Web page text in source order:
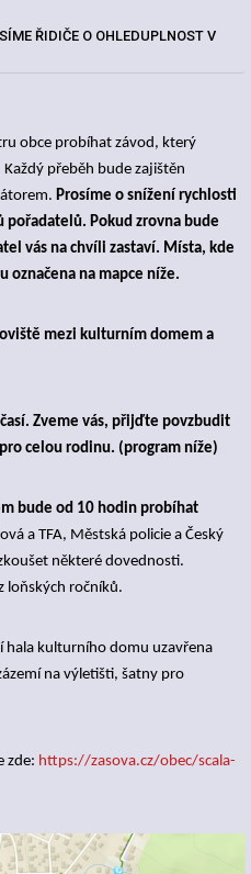
ŘIDIČE O OHLEDUPLNOST V
obce probíhat závod, který
přeběh bude zajištěn
Prosíme o snížení rychlosti
Pokud zrovna bude
vás na chvíli zastaví. Místa, kde
označena na mapce níže.
mezi kulturním domem a
Zveme vás, přijďte povzbudit
celou rodinu. (program níže)
bude od 10 hodin probíhat
a TFA, Městská policie a Český
některé dovednosti.
loňských ročníků.
hala kulturního domu uzavřena
na výletišti, šatny pro
zde: https://zasova.cz/obec/scala-